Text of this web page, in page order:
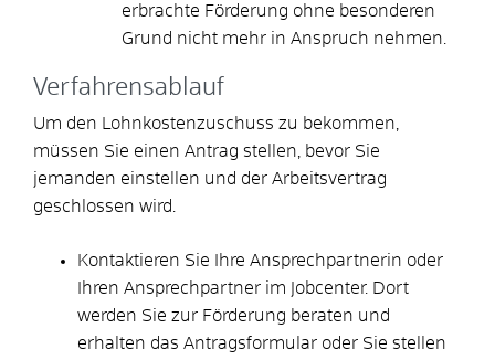
erbrachte Förderung ohne besonderen
Grund nicht mehr in Anspruch nehmen.
Verfahrensablauf
Um den Lohnkostenzuschuss zu bekommen,
müssen Sie einen Antrag stellen, bevor Sie
jemanden einstellen und der Arbeitsvertrag
geschlossen wird.
Kontaktieren Sie Ihre Ansprechpartnerin oder
Ihren Ansprechpartner im Jobcenter. Dort
werden Sie zur Förderung beraten und
erhalten das Antragsformular oder Sie stellen